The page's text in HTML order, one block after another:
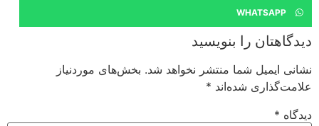
WHATSAPP
دیدگاهتان را بنویسید
نشانی ایمیل شما منتشر نخواهد شد. بخش‌های موردنیاز
علامت‌گذاری شده‌اند*
دیدگاه*